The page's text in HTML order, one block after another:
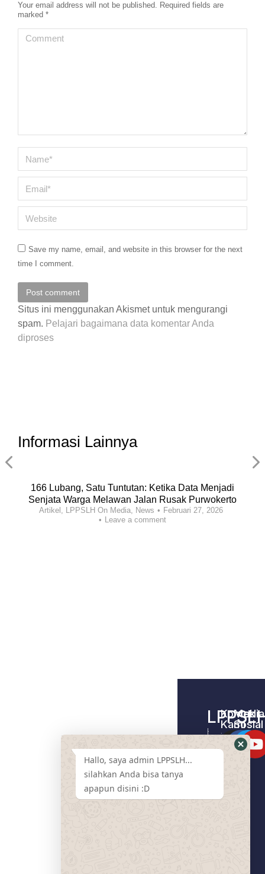
Your email address will not be published. Required fields are
marked *
Comment
Name *
Email *
Website
Save my name, email, and website in this browser for the next
time I comment.
Post comment
Situs ini menggunakan Akismet untuk mengurangi
spam. Pelajari bagaimana data komentar Anda
diproses
Informasi Lainnya
166 Lubang, Satu Tuntutan: Ketika Data Menjadi
Senjata Warga Melawan Jalan Rusak Purwokerto
Artikel , LPPSLH On Media, News
Februari 27, 2026
Leave a comment
Home –
LPPSLH
Pendamping
Kontak
Kami
Tentang
Kami
Media
Sosial
Hallo, saya admin LPPSLH...
silahkan Anda bisa tanya
apapun disini :D